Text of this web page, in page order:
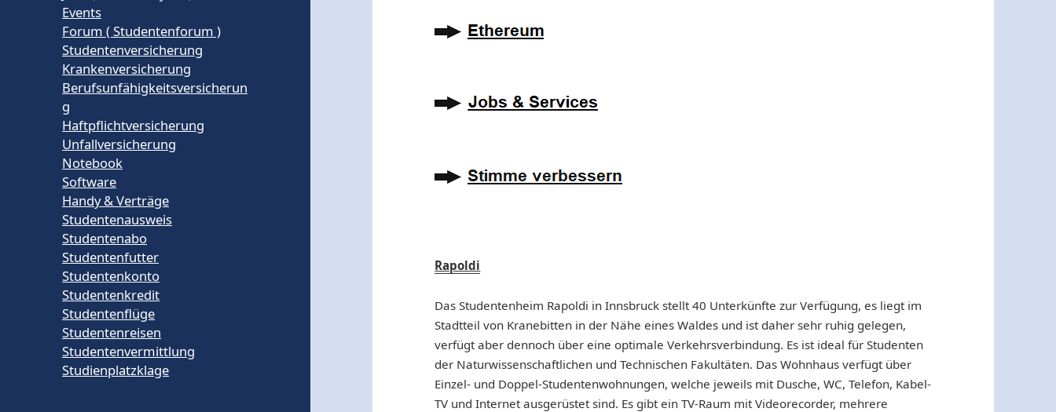
Events
Forum ( Studentenforum )
Studentenversicherung
Krankenversicherung
Berufsunfähigkeitsversicherun
g
Haftpflichtversicherung
Unfallversicherung
Notebook
Software
Handy & Verträge
Studentenausweis
Studentenabo
Studentenfutter
Studentenkonto
Studentenkredit
Studentenflüge
Studentenreisen
Studentenvermittlung
Studienplatzklage
Rapoldi
Das Studentenheim Rapoldi in Innsbruck stellt 40 Unterkünfte zur Verfügung, es liegt im
Stadtteil von Kranebitten in der Nähe eines Waldes und ist daher sehr ruhig gelegen,
verfügt aber dennoch über eine optimale Verkehrsverbindung. Es ist ideal für Studenten
der Naturwissenschaftlichen und Technischen Fakultäten. Das Wohnhaus verfügt über
Einzel- und Doppel-Studentenwohnungen, welche jeweils mit Dusche, WC, Telefon, Kabel-
TV und Internet ausgerüstet sind. Es gibt ein TV-Raum mit Videorecorder, mehrere